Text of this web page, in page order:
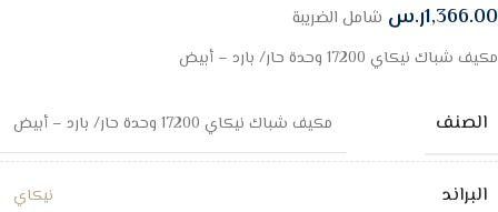
1,366.00ر.س شامل الضريبة
مكيف شباك نيكاي 17200 وحدة حار/ بارد – أبيض
الصنف مكيف شباك نيكاي 17200 وحدة حار/ بارد – أبيض
البراند نيكاي